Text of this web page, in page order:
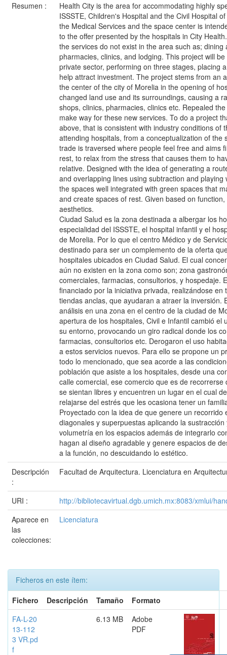
Resumen :
Health City is the area for accommodating highly
ISSSTE, Children's Hospital and the Civil Hospital
the Medical Services and the space center is
to the offer presented by the hospitals in City
the services do not exist in the area such as; dining
pharmacies, clinics, and lodging. This project will
private sector, performing on three stages, placing
help attract investment. The project stems from an
the center of the city of Morelia in the opening of
changed land use and its surroundings, causing a
shops, clinics, pharmacies, clinics etc. Repealed
make way for these new services. To do a project
above, that is consistent with industry conditions of
attending hospitals, from a conceptualization of the
trade is traversed where people feel free and aims
rest, to relax from the stress that causes them to
relative. Designed with the idea of generating a
and overlapping lines using subtraction and playing
the spaces well integrated with green spaces that
and create spaces of rest. Given based on
aesthetics.
Ciudad Salud es la zona destinada a albergar los
especialidad del ISSSTE, el hospital infantil y el
de Morelia. Por lo que el centro Médico y de
destinado para ser un complemento de la oferta
hospitales ubicados en Ciudad Salud. El cual
aún no existen en la zona como son; zona
comerciales, farmacias, consultorios, y hospedaje.
financiado por la iniciativa privada, realizándose en
tiendas anclas, que ayudaran a atraer la inversión.
análisis en una zona en el centro de la ciudad de
apertura de los hospitales, Civil e Infantil cambió el
su entorno, provocando un giro radical donde los
farmacias, consultorios etc. Derogaron el uso
a estos servicios nuevos. Para ello se propone un
todo lo mencionado, que sea acorde a las
población que asiste a los hospitales, desde una
calle comercial, ese comercio que es de recorrerse
se sientan libres y encuentren un lugar en el cual
relajarse del estrés que les ocasiona tener un
Proyectado con la idea de que genere un recorrido
diagonales y superpuestas aplicando la
volumetría en los espacios además de integrarlo
hagan al diseño agradable y genere espacios de
a la función, no descuidando lo estético.
Descripción
:
Facultad de Arquitectura. Licenciatura en
URI :
http://bibliotecavirtual.dgb.umich.mx:8083/xmlui/
Aparece en
las
colecciones:
Licenciatura
Ficheros en este ítem:
Fichero
Descripción Tamaño
Formato
FA-L-20
13-112
3 VR.pd
f
6.13 MB
Adobe
PDF